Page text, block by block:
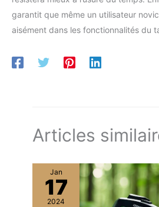
garantit que même un utilisateur
aisément dans les fonctionnalités du
Articles
Jan
17
2024